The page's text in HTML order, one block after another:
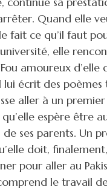
Quand elle
fait ce qu’il faut
elle
amoureux d’elle
lui écrit des
aller à un
espère être
de ses parents. Un
doit, finalement,
pour aller au
le travail